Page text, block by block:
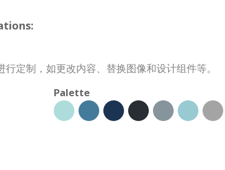
定制，如更改内容、替换图像和设计组件等。
Palette